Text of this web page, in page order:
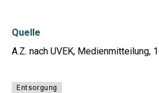
Quelle
A.Z. nach UVEK, Medienmitteilung,
Entsorgung